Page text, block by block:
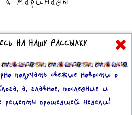
сладкое
НА НАШУ РАССЫЛКУ
получать свежие новости о
а, главное, последние и
рецепты прошедшей недели!